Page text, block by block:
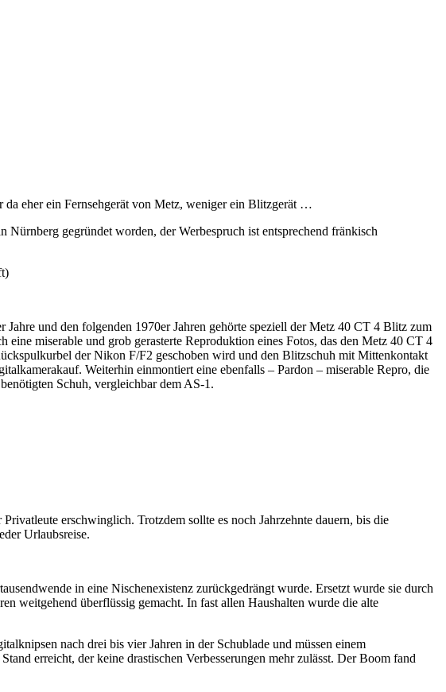
eher ein Fernsehgerät von Metz, weniger ein Blitzgerät …
gegründet worden, der Werbespruch ist entsprechend fränkisch
und den folgenden 1970er Jahren gehörte speziell der Metz 40 CT 4 Blitz zum
miserable und grob gerasterte Reproduktion eines Fotos, das den Metz 40 CT 4
der Nikon F/F2 geschoben wird und den Blitzschuh mit Mittenkontakt
Weiterhin einmontiert eine ebenfalls – Pardon – miserable Repro, die
Schuh, vergleichbar dem AS-1.
erschwinglich. Trotzdem sollte es noch Jahrzehnte dauern, bis die
Urlaubsreise.
in eine Nischenexistenz zurückgedrängt wurde. Ersetzt wurde sie durch
weitgehend überflüssig gemacht. In fast allen Haushalten wurde die alte
nach drei bis vier Jahren in der Schublade und müssen einem
erreicht, der keine drastischen Verbesserungen mehr zulässt. Der Boom fand